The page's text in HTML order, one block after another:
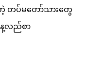
တပ်မတော်သားတွေ
လည်စာ